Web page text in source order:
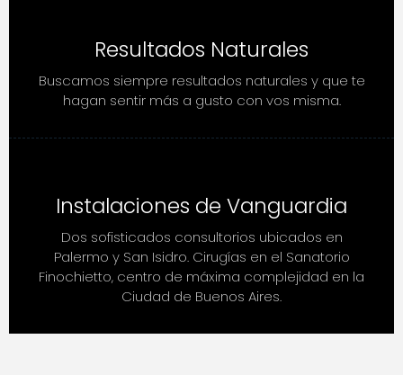
Resultados Naturales
Buscamos siempre resultados naturales y que te
hagan sentir más a gusto con vos misma.
Instalaciones de Vanguardia
Dos sofisticados consultorios ubicados en
Palermo y San Isidro. Cirugías en el Sanatorio
Finochietto, centro de máxima complejidad en la
Ciudad de Buenos Aires.